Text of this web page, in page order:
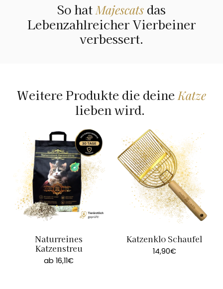
So hatMajescats das
Lebenzahlreicher Vierbeiner
verbessert.
Weitere Produkte die deineKatze
lieben wird.
Naturreines
Katzenstreu
ab 16,11€
Katzenklo Schaufel
14,90€